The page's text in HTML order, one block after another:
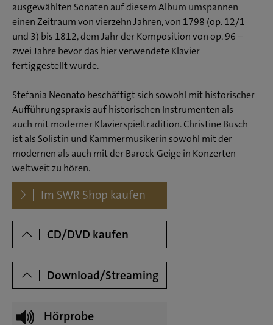
Dur
I Allegro assai
II Tempo di Minuetto, ma molto moderato e grazioso
III Allegro vivace
7. - 10. Sonate für Klavier und Violine, op. 96 in G-Dur
I Allegro moderato
II Adagio espressivo
III Scherzo
IV Poco allegretto
ausgewählten Sonaten auf diesem Album umspannen
einen Zeitraum von vierzehn Jahren, von 1798 (op. 12/1
und 3) bis 1812, dem Jahr der Komposition von op. 96 –
zwei Jahre bevor das hier verwendete Klavier
fertiggestellt wurde.
Stefania Neonato beschäftigt sich sowohl mit historischer
Aufführungspraxis auf historischen Instrumenten als
auch mit moderner Klavierspieltradition. Christine Busch
ist als Solistin und Kammermusikerin sowohl mit der
modernen als auch mit der Barock-Geige in Konzerten
weltweit zu hören.
DowloadsIm SWR Shop kaufen
CD/DVD kaufen
Download/Streaming
Hörprobe